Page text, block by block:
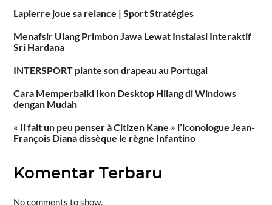
Lapierre joue sa relance | Sport Stratégies
Menafsir Ulang Primbon Jawa Lewat Instalasi Interaktif
Sri Hardana
INTERSPORT plante son drapeau au Portugal
Cara Memperbaiki Ikon Desktop Hilang di Windows
dengan Mudah
« Il fait un peu penser à Citizen Kane » l’iconologue Jean-
François Diana dissèque le règne Infantino
Komentar Terbaru
No comments to show.